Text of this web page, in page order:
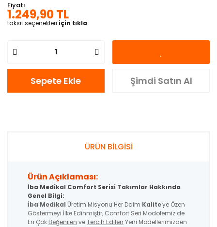
Fiyatı
1.249,90 TL
taksit seçenekleri için tıkla
Sepete Ekle Şimdi Satın Al
ÜRÜN BİLGİSİ
Ürün Açıklaması:
İba Medikal Comfort Serisi Takımlar Hakkında
Genel Bilgi:
İba Medikal Üretim Misyonu Her Daim Kalite'ye Özen
Göstermeyi İlke Edinmiştir, Comfort Seri Modolemiz de
En Çok Beğenilen veTercih Edilen Yeni Modellerimizden